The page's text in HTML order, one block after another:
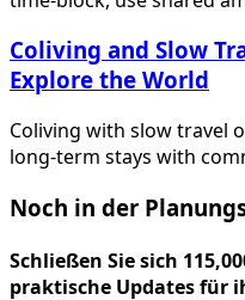
Coliving and Slow
Explore the World
Coliving with slow travel
long-term stays with
Noch in der
Schließen Sie sich
praktische Updates für